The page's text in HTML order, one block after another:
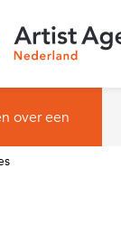
over een